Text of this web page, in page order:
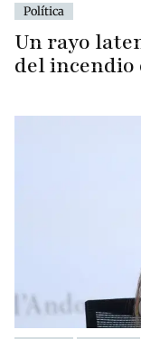
Política
Un rayo
del incendio